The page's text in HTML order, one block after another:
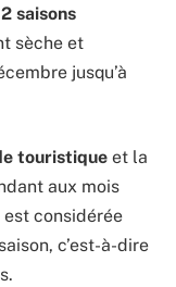
saisons
sèche et
jusqu’à
touristique et la
aux mois
est considérée
c’est-à-dire